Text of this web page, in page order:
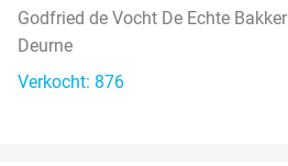
Godfried de Vocht De Echte Bakker
Deurne
Verkocht: 876